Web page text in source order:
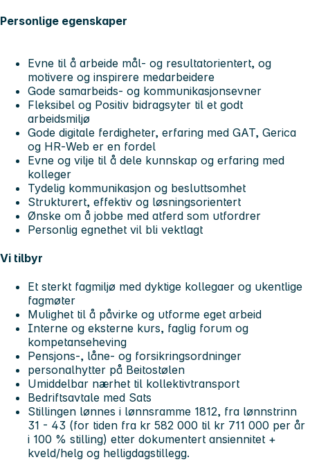
Personlige egenskaper
Evne til å arbeide mål- og resultatorientert, og
motivere og inspirere medarbeidere
Gode samarbeids- og kommunikasjonsevner
Fleksibel og Positiv bidragsyter til et godt
arbeidsmiljø
Gode digitale ferdigheter, erfaring med GAT, Gerica
og HR‑Web er en fordel
Evne og vilje til å dele kunnskap og erfaring med
kolleger
Tydelig kommunikasjon og besluttsomhet
Strukturert, effektiv og løsningsorientert
Ønske om å jobbe med atferd som utfordrer
Personlig egnethet vil bli vektlagt
Vi tilbyr
Et sterkt fagmiljø med dyktige kollegaer og ukentlige
fagmøter
Mulighet til å påvirke og utforme eget arbeid
Interne og eksterne kurs, faglig forum og
kompetanseheving
Pensjons-, låne- og forsikringsordninger
personalhytter på Beitostølen
Umiddelbar nærhet til kollektivtransport
Bedriftsavtale med Sats
Stillingen lønnes i lønnsramme 1812, fra lønnstrinn
31 - 43 (for tiden fra kr 582 000 til kr 711 000 per år
i 100 % stilling) etter dokumentert ansiennitet +
kveld/helg og helligdagstillegg.